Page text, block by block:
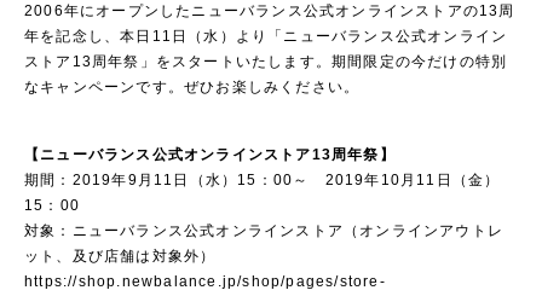
2006年にオープンしたニューバランス公式オンラインストアの13周
年を記念し、本日11日（水）より「ニューバランス公式オンライン
ストア13周年祭」をスタートいたします。期間限定の今だけの特別
なキャンペーンです。ぜひお楽しみください。
【ニューバランス公式オンラインストア13周年祭】
期間：2019年9月11日（水）15：00～ 2019年10月11日（金）
15：00
対象：ニューバランス公式オンラインストア（オンラインアウトレ
ット、及び店舗は対象外）
https://shop.newbalance.jp/shop/pages/store-